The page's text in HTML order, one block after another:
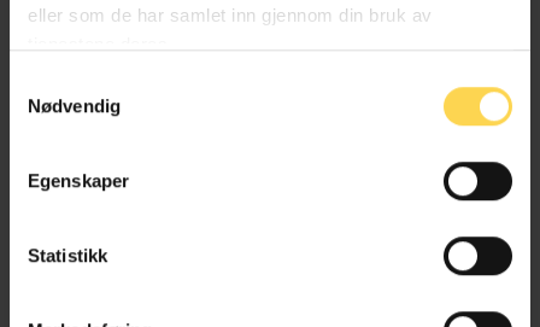
eller som de har samlet inn gjennom din bruk av
Nødvendig
Egenskaper
Statistikk
Fagdirektør, Justis- og beredskapsdepartementet